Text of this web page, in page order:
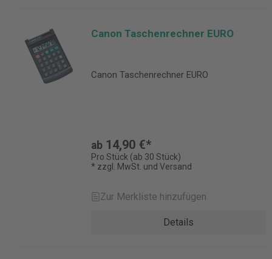
Canon Taschenrechner EURO
Canon Taschenrechner EURO
ab 14,90 €*
Pro Stück (ab 30 Stück)
* zzgl. MwSt. und Versand
Zur Merkliste hinzufügen
Details